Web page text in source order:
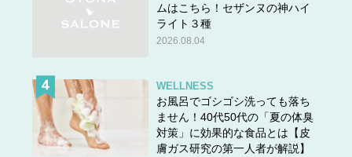
ムはこちら！セザンヌの神ハイ
ライト３種
2026.08.04
WELLNESS
お風呂でゴシゴシ洗っても落ち
ません！40代50代の「夏の体臭
対策」に効果的な食品とは【皮
膚ガス研究の第一人者が解説】